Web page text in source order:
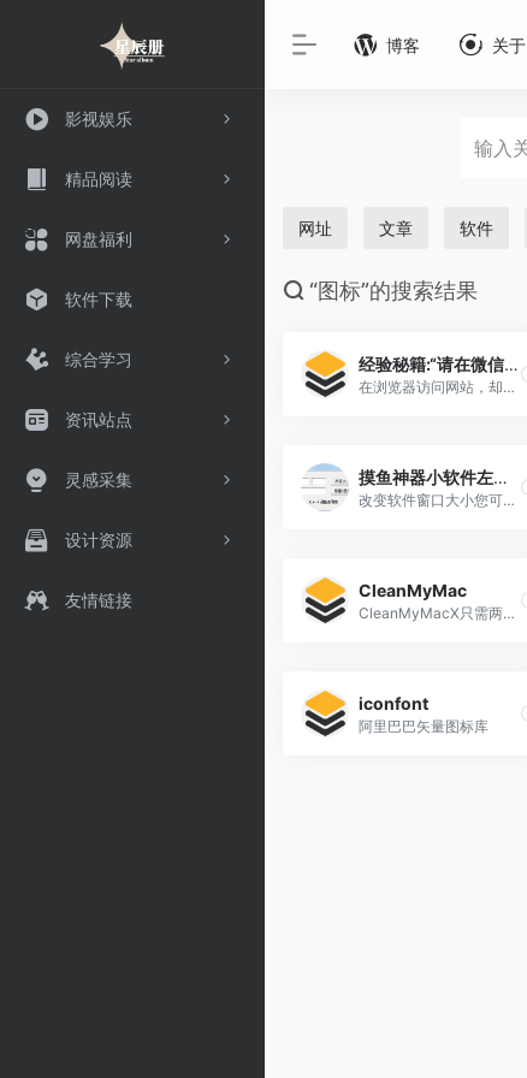
影视娱乐
精品阅读
网盘福利
软件下载
综合学习
资讯站点
灵感采集
设计资源
友情链接
博客 关于
网址 文章 软件
“图标”的搜索结果
经验秘籍:“请在微信客户端中打开链接”一招就可以解决
在浏览器访问网站，却提示“请在微信客户端打开链接”。虽然这个情况你可能从未遇到过，但对于爱折腾的小伙伴，确是一[…]
摸鱼神器小软件左顾右盼600KB左右
改变软件窗口大小您可以先设置一个窗口大小，然后将鼠标移动到任何软件界面并按下快捷键ALT+Z即可改变软件窗[…]
CleanMyMac
CleanMyMacX只需两个简单步骤就可以把系统里那些乱七八糟的无用文件统统清理掉，节省宝贵的磁盘空间。[…]
iconfont
阿里巴巴矢量图标库